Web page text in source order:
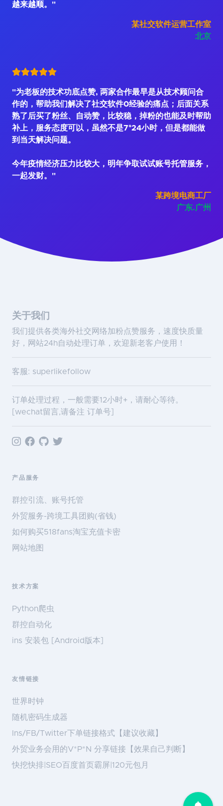
越来越顺。"
某社交软件运营工作室
北京
"为老板的技术功底点赞, 两家合作最早是从技术顾问合
作的，帮助我们解决了社交软件0经验的痛点；后面关系
熟了后买了粉丝、自动赞，比较稳，掉粉的也能及时帮助
补上，服务态度可以，虽然不是7*24小时，但是都能做
到当天解决问题。
今年疫情经济压力比较大，明年争取试试账号托管服务，
一起发财。"
某跨境电商工厂
广东.广州
关于我们
我们提供各类海外社交网络加粉点赞服务，速度快质量
好，网站24h自动处理订单，欢迎新老客户使用！
客服: superlikefollow
订单处理过程，一般需要12小时+，请耐心等待。
[wechat留言,请备注 订单号]
产品服务
群控引流、账号托管
外贸服务-跨境工具团购(省钱)
如何购买518fans淘宝充值卡密
网站地图
技术方案
Python爬虫
群控自动化
ins 安装包 [Android版本]
友情链接
世界时钟
随机密码生成器
Ins/FB/Twitter下单链接格式【建议收藏】
外贸业务会用的V*P*N 分享链接【效果自己判断】
快挖快排|SEO百度首页霸屏|120元包月